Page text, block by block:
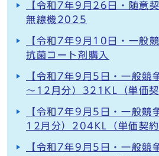
【令和7年9月26日・随意
無線機2025
【令和7年9月10日・一般
抗菌コート剤購入
【令和7年9月5日・一般競
～12月分）321KL（単価契
【令和7年9月5日・一般競
12月分）204KL（単価契約
【令和7年9月5日・一般競